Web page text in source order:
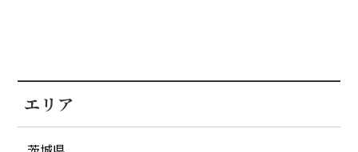
エリア